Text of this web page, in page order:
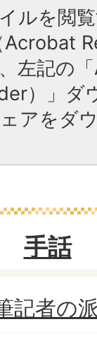
ルを閲
Acrobat
左記の
）」ダ
アをダ
手話
記者の